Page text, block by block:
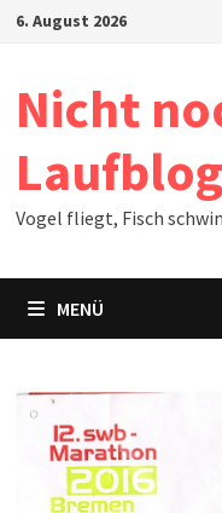
Zum6. August 2026
Nicht
Vogel fliegt, Fisch
MENÜ